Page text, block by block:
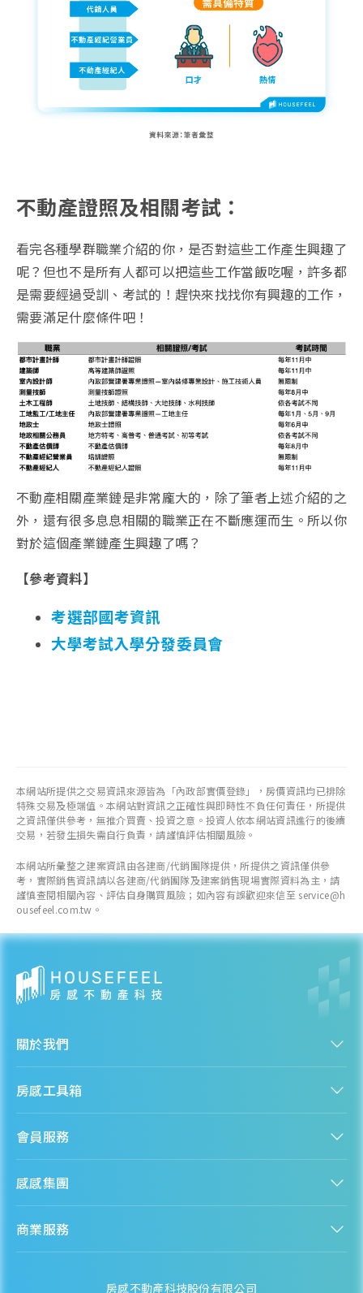
不動產證照及相關考試：
看完各種學群職業介紹的你，是否對這些工作產生興趣了
呢？但也不是所有人都可以把這些工作當飯吃喔，許多都
是需要經過受訓、考試的！趕快來找找你有興趣的工作，
需要滿足什麼條件吧！
不動產相關產業鏈是非常龐大的，除了筆者上述介紹的之
外，還有很多息息相關的職業正在不斷應運而生。所以你
對於這個產業鏈產生興趣了嗎？
【參考資料】
考選部國考資訊
大學考試入學分發委員會
本網站所提供之交易資訊來源皆為「內政部實價登錄」，房價資訊均已排除
特殊交易及極端值。本網站對資訊之正確性與即時性不負任何責任，所提供
之資訊僅供參考，無推介買賣、投資之意。投資人依本網站資訊進行的後續
交易，若發生損失需自行負責，請謹慎評估相關風險。
本網站所彙整之建案資訊由各建商/代銷團隊提供，所提供之資訊僅供參
考，實際銷售資訊請以各建商/代銷團隊及建案銷售現場實際資料為主，請
謹慎查閱相關內容、評估自身購買風險；如內容有誤歡迎來信至 service@h
ousefeel.com.tw。
關於我們
人才招募
隱私政策
資訊安全政策
聯絡我們
房感工具箱
購屋能力試算
熱門區域分析
房產知識庫
會員服務
會員專區
感感集團
房感 HouseFeel
檬檬商城 Lemongrocery
商業服務
房感不動產科技股份有限公司